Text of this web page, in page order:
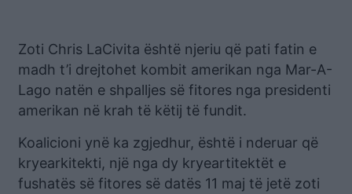
Zoti Chris LaCivita është njeriu që pati fatin e
madh t’i drejtohet kombit amerikan nga Mar-A-
Lago natën e shpalljes së fitores nga presidenti
amerikan në krah të këtij të fundit.
Koalicioni ynë ka zgjedhur, është i nderuar që
kryearkitekti, një nga dy kryeartitektët e
fushatës së fitores së datës 11 maj të jetë zoti